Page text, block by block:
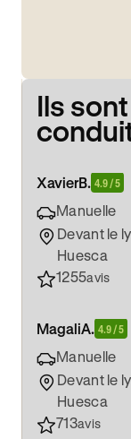
Ils
XavierB. 4.9 / 5
Manuelle
Devant le
Huesca
1255avis
MagaliA. 4.9 / 5
Manuelle
Devant le
Huesca
713avis